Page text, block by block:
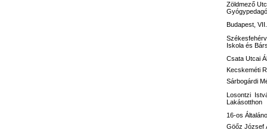
Zöldmező
Budapest,
Iskola és
Csata Utcai
Kecskeméti
Sárbogárdi
Losontzi
Lakásotthon
16-os
Göőz József